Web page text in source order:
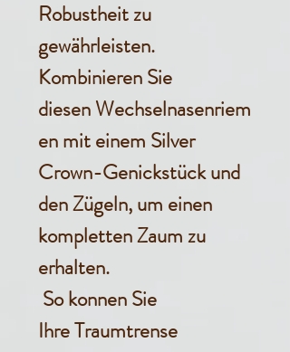
Robustheit zu
gewährleisten.
Kombinieren Sie
diesen Wechselnasenriem
en mit einem Silver
Crown-Genickstück und
den Zügeln, um einen
kompletten Zaum zu
erhalten.
So konnen Sie
Ihre Traumtrense